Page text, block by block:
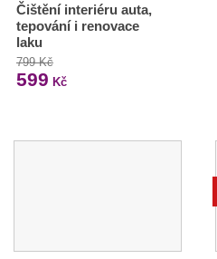
Čištění interiéru auta,
tepování i renovace
laku
799 Kč
599 Kč